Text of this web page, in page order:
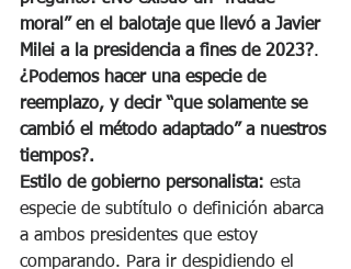
moral” en el balotaje que llevó a Javier
Milei a la presidencia a fines de 2023?.
¿Podemos hacer una especie de
reemplazo, y decir “que solamente se
cambió el método adaptado” a nuestros
tiempos?.
Estilo de gobierno personalista: esta
especie de subtítulo o definición abarca
a ambos presidentes que estoy
comparando. Para ir despidiendo el